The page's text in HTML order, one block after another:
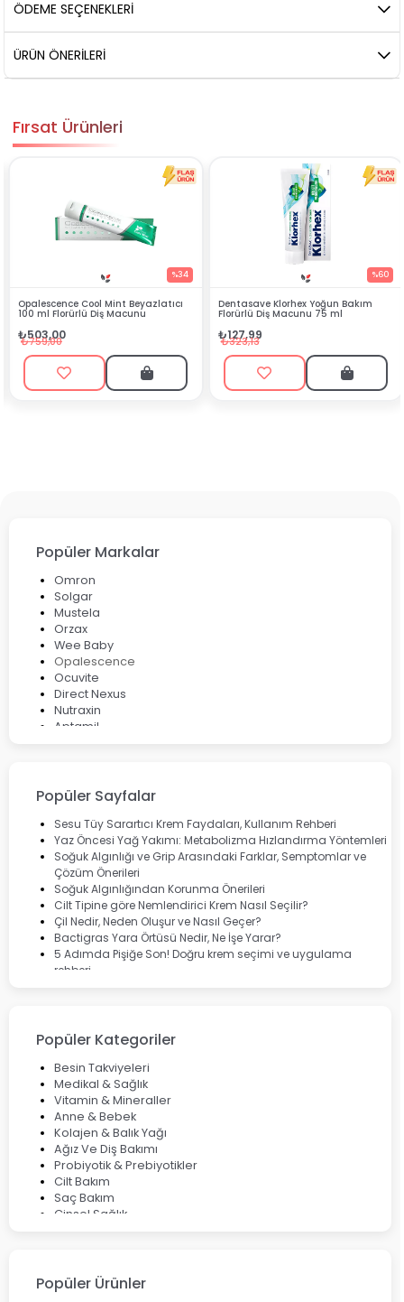
ÖDEME SEÇENEKLERI
ÜRÜN ÖNERILERI
Fırsat Ürünleri
Dentasave Klorhex Yoğun Bakım
Florürlü Diş Macunu 75 ml
₺127,99
₺323,13
Black Berry Bitkisel Sprey 25 ml
₺90,99
₺199,90
Popüler Markalar
Omron
Solgar
Mustela
Orzax
Wee Baby
Opalescence
Ocuvite
Direct Nexus
Nutraxin
Aptamil
Lansinoh
Cebrolux
Dermoskin
Marvis
Rcfarma
Popüler Sayfalar
Sesu Tüy Sarartıcı Krem Faydaları, Kullanım Rehberi
Yaz Öncesi Yağ Yakımı: Metabolizma Hızlandırma Yöntemleri
Soğuk Algınlığı ve Grip Arasındaki Farklar, Semptomlar ve
Çözüm Önerileri
Soğuk Algınlığından Korunma Önerileri
Cilt Tipine göre Nemlendirici Krem Nasıl Seçilir?
Çil Nedir, Neden Oluşur ve Nasıl Geçer?
Bactigras Yara Örtüsü Nedir, Ne İşe Yarar?
5 Adımda Pişiğe Son! Doğru krem seçimi ve uygulama
rehberi
Çözüm Yolları
Bocavirüs Enfeksiyonu Hakkında Bilmeniz Gerekenler
Deep Flex Topraklama Matı Nedir? Detaylı Rehber
Mumiyo Nedir? Faydaları ve Kullanım Alanları Nelerdir?
Popüler Kategoriler
Besin Takviyeleri
Medikal & Sağlık
Vitamin & Mineraller
Anne & Bebek
Kolajen & Balık Yağı
Ağız Ve Diş Bakımı
Probiyotik & Prebiyotikler
Cilt Bakım
Saç Bakım
Cinsel Sağlık
Popüler Ürünler